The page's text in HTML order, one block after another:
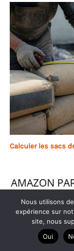
Calculer les sacs
Nous utilisons
expérience sur
site, nous
Oui